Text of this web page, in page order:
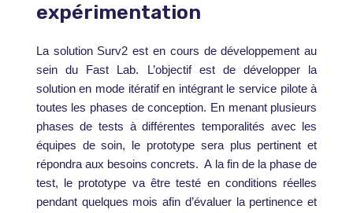
expérimentation
La solution Surv2 est en cours de développement au
sein du Fast Lab. L’objectif est de développer la
solution en mode itératif en intégrant le service pilote à
toutes les phases de conception. En menant plusieurs
phases de tests à différentes temporalités avec les
équipes de soin, le prototype sera plus pertinent et
répondra aux besoins concrets. A la fin de la phase de
test, le prototype va être testé en conditions réelles
pendant quelques mois afin d’évaluer la pertinence et